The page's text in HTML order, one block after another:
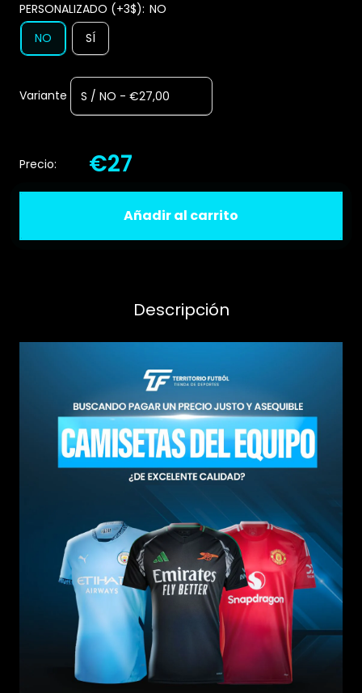
PERSONALIZADO (+3$): NO
NO
SÍ
Variante
Precio: €27
Añadir al carrito
Descripción